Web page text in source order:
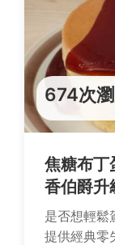
674次
焦糖布丁
香伯爵升
答
是否想輕鬆
提供經典零